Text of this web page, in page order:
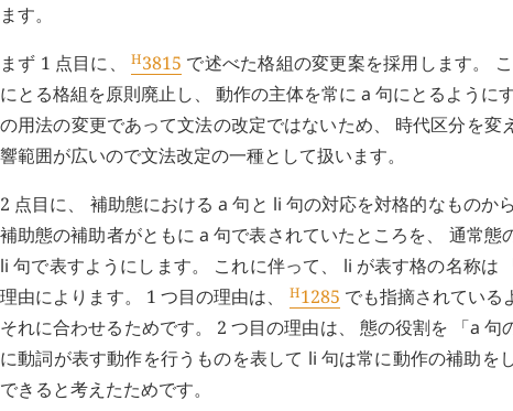
ます。
まず 1 点目に、H3815 で述べた格組の変更案を採用します。
にとる格組を原則廃止し、 動作の主体を常に a 句にとるように
の用法の変更であって文法の改定ではないため、 時代区分を
響範囲が広いので文法改定の一種として扱います。
2 点目に、 補助態におけるa 句と li 句の対応を対格的なものか
補助態の補助者がともにa 句で表されていたところを、 通常
li 句で表すようにします。 これに伴って、 li が表す格の名称は
理由によります。 1 つ目の理由は、
H1285 でも指摘されている
それに合わせるためです。 2 つ目の理由は、 態の役割を 「a 句
に動詞が表す動作を行うものを表して li 句は常に動作の補助を
できると考えたためです。